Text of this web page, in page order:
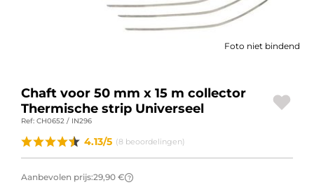
AANBIEDINGEN EN GOEDE DEALS
MERKEN
CONTACT MET ONS OPNEMEN
Foto niet bindend
Chaft voor 50 mm x 15 m collector
Thermische strip Universeel
Ref: CH0652 / IN296
4.13/5 (8 beoordelingen)
Aanbevolen prijs:29,90 € ?